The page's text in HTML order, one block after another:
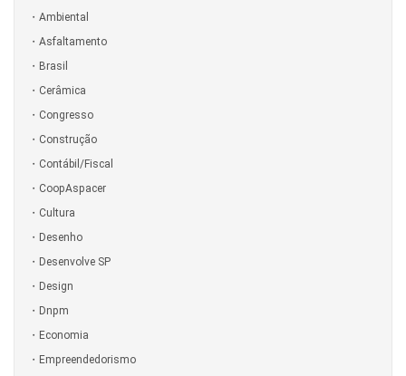
Ambiental
Asfaltamento
Brasil
Cerâmica
Congresso
Construção
Contábil/Fiscal
CoopAspacer
Cultura
Desenho
Desenvolve SP
Design
Dnpm
Economia
Empreendedorismo